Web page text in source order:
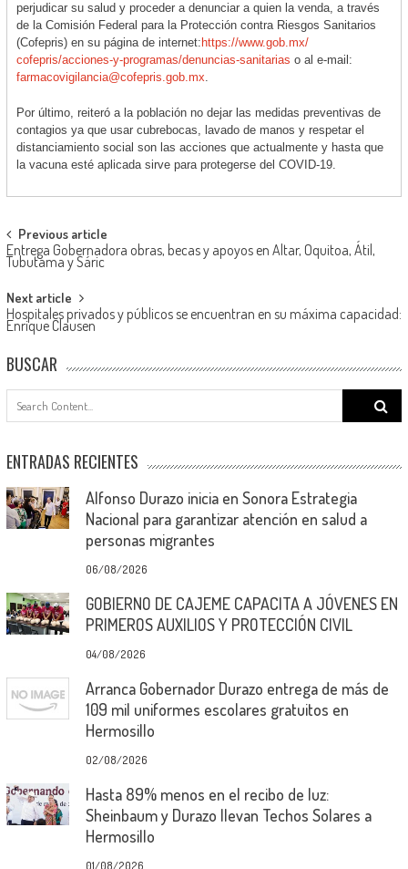
perjudicar su salud y proceder a denunciar a quien la venda, a través
de la Comisión Federal para la Protección contra Riesgos Sanitarios
(Cofepris) en su página de internet:https://www.gob.mx/
cofepris/acciones-y-programas/denuncias-sanitarias o al e-mail:
farmacovigilancia@cofepris. gob.mx
Por último, reiteró a la población no dejar las medidas preventivas de
contagios ya que usar cubrebocas, lavado de manos y respetar el
distanciamiento social son las acciones que actualmente y hasta que
la vacuna esté aplicada sirve para protegerse del COVID-19.
Post
navigation
Previous article
Entrega Gobernadora obras, becas y apoyos en Altar, Oquitoa, Átil,
Tubutama y Sáric
Next article
Hospitales privados y públicos se encuentran en su máxima capacidad:
Enrique Clausen
BUSCAR
Search
ENTRADAS RECIENTES
Alfonso Durazo inicia en Sonora Estrategia
Nacional para garantizar atención en salud a
personas migrantes
06/08/2026
GOBIERNO DE CAJEME CAPACITA A JÓVENES EN
PRIMEROS AUXILIOS Y PROTECCIÓN CIVIL
04/08/2026
Arranca Gobernador Durazo entrega de más de
109 mil uniformes escolares gratuitos en
Hermosillo
02/08/2026
Hasta 89% menos en el recibo de luz:
Sheinbaum y Durazo llevan Techos Solares a
Hermosillo
01/08/2026